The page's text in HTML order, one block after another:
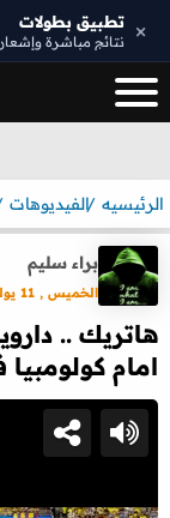
× تطبيق بطولات
نتائج مباشرة
الرئيسيه الفيديوهات
براء سليم
الخميس , 11 يوليو 2024 ,3:31 ص
هاتريك ..
امام كولومبيا في 10